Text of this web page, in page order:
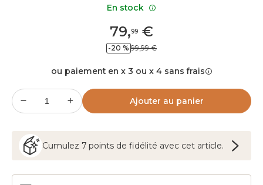
79,99 €
-20 % 99,99 €
ou paiement en x 3 ou x 4 sans frais
Ajouter au panier
Cumulez 7 points de fidélité avec cet article.